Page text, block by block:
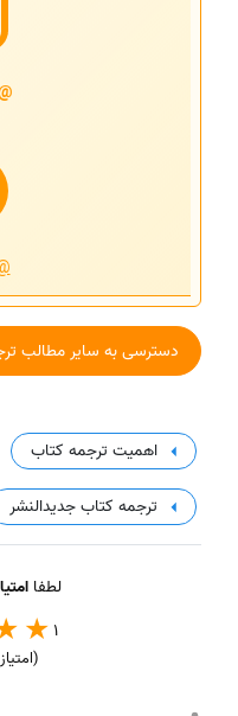
دسترسی به سایر مطالب
اهمیت ترجمه کتاب
ترجمه کتاب جدیدالنشر
لطفا
1